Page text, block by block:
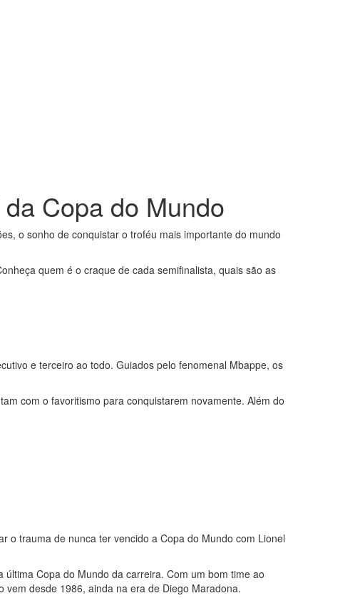
Copa do Mundo
o sonho de conquistar o troféu mais importante do mundo
quem é o craque de cada semifinalista, quais são as
e terceiro ao todo. Guiados pelo fenomenal Mbappe, os
com o favoritismo para conquistarem novamente. Além do
o trauma de nunca ter vencido a Copa do Mundo com Lionel
Copa do Mundo da carreira. Com um bom time ao
vem desde 1986, ainda na era de Diego Maradona.